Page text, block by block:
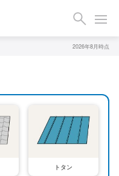
2026年8月時点
トタン